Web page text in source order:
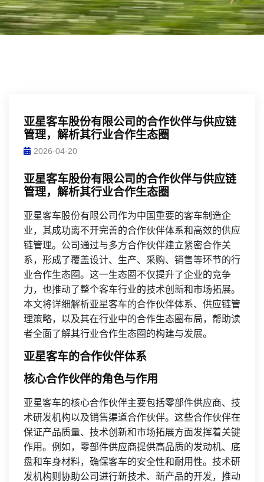
亚星客车股份有限公司的合作伙伴与供应链
管理，解析其行业合作生态圈
2026-04-20
亚星客车股份有限公司的合作伙伴与供应链
管理，解析其行业合作生态圈
亚星客车股份有限公司作为中国重要的客车制造企
业，其成功离不开完善的合作伙伴体系和高效的供应
链管理。公司通过与多方合作伙伴建立紧密合作关
系，形成了覆盖设计、生产、采购、销售等环节的行
业合作生态圈。这一生态圈不仅提升了企业的竞争
力，也推动了整个客车行业的技术创新和市场拓展。
本文将详细解析亚星客车的合作伙伴体系、供应链管
理策略，以及其在行业中的合作生态圈布局，帮助读
者全面了解其行业合作生态圈的构建与发展。
亚星客车的合作伙伴体系
核心合作伙伴的角色与作用
亚星客车的核心合作伙伴主要包括零部件供应商、技
术研发机构以及销售渠道合作伙伴。这些合作伙伴在
保证产品质量、技术创新和市场拓展方面发挥着关键
作用。例如，零部件供应商提供高品质的发动机、底
盘和车身材料，确保客车的安全性和耐用性。技术研
发机构则协助公司进行新技术、新产品的开发，推动